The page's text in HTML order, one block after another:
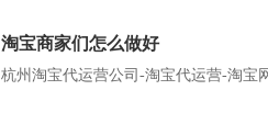
淘宝商家们怎么做好
杭州淘宝代运营公司-淘宝代运营-淘宝